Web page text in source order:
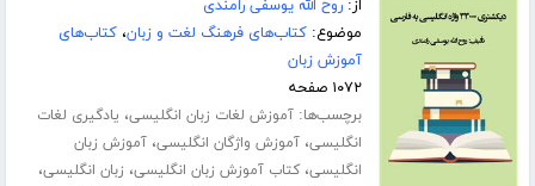
از:روح الله یوسفی رامندی
موضوع:کتاب‌های فرهنگ لغت و زبان،کتاب‌های
آموزش زبان
۱۰۷۲ صفحه
برچسب‌ها:آموزش لغات زبان انگلیسی، یادگیری لغات
انگلیسی،آموزش واژگان انگلیسی،آموزش زبان
انگلیسی،کتاب آموزش زبان انگلیسی، زبان انگلیسی،